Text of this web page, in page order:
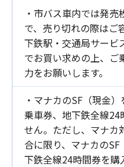
・市バス車内では発
で、売り切れの際はご
下鉄駅・交通局サービ
でお買い求めの上、ご
力をお願いします。
・マナカのSF（現金
乗車券、地下鉄全線
せん。ただし、マナカ
合に限り、マナカの
下鉄全線24時間券を購